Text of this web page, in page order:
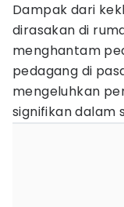
Dampak dari
dirasakan di
menghantam
pedagang di
mengeluhkan
signifikan dalam